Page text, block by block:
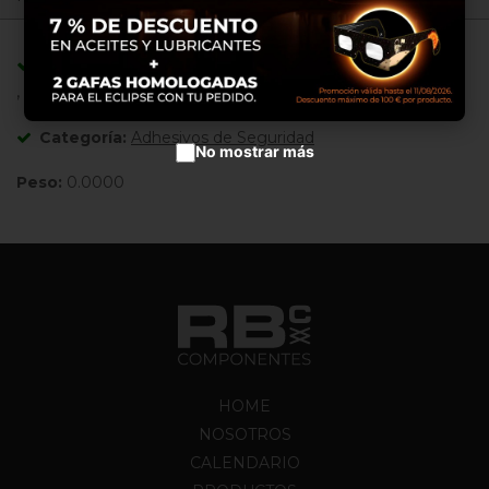
Adaptable/Compatible con Referencias:
Categoría: Adhesivos de Seguridad
Peso: 0.0000
HOME
NOSOTROS
CALENDARIO
Aceptar cookies
No mostrar más